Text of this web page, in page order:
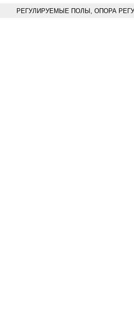
РЕГУЛИРУЕМЫЕ ПОЛЫ, ОПОРА